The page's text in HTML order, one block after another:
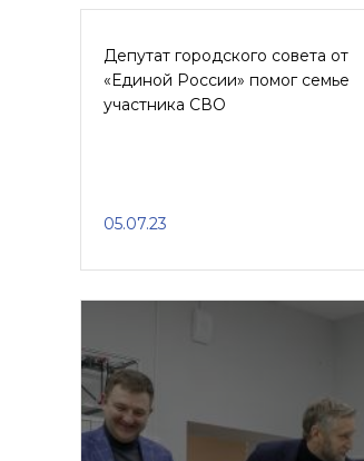
Депутат городского совета от
«Единой России» помог семье
участника СВО
05.07.23